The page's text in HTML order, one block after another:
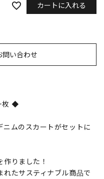
カートに入れる
問い合わせ
枚 ◆
ニムのスカートがセットに
りました！
たサスティナブル商品で